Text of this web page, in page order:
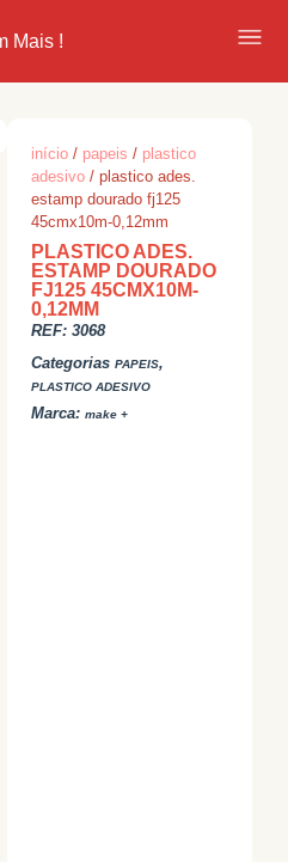
Mais !
início / papeis / plastico
adesivo / plastico ades.
estamp dourado fj125
45cmx10m-0,12mm
PLASTICO ADES.
ESTAMP DOURADO
FJ125 45CMX10M-
0,12MM
REF:3068
Categorias PAPEIS,
PLASTICO ADESIVO
Marca:make +